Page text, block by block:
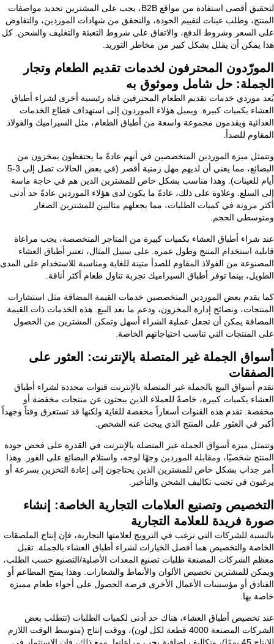
لتحقيق أقصى استفادة من مواقع B2B، يجب على المشترين تحديد مواصفات
المنتج، وطلب عينات لتقييم الجودة، والتحقق من شهادات الموردين، والتفاوض
على السعر وشروط الدفع، والاتفاق على شروط التعبئة والتغليف والشحن. كل
هذا يمكن أن يقلل بشكل كبير من مخاطر التوريد.
المورّدون المحترفون لخدمات تقديم الطعام وتجار
الجملة: حل شامل وموثوق به
يُعد موردي خدمات تقديم الطعام المحترفين قناة رئيسية أخرى لشراء أطباق
العشاء بكميات كبيرة. ويميل هؤلاء الموردون إلى استهداف قطاع الخدمات
الغذائية ويقدمون مجموعة واسعة من أطباق الطعام، مثل السيراميك والفولاذ
المقاوم للصدأ.
وتتمثل ميزة الموردين المتخصصين في أنهم عادةً ما يحتفظون بمخزون من
البضائع، مما يعني أن لديهم مهل زمنية أقصر (في بعض الحالات تصل إلى 3-5
أيام للعينات). وهذا مناسب بشكل خاص للمشترين الذين هم في حاجة ماسة
إلى السلع. وعلاوة على ذلك، عادةً ما يكون لدى هؤلاء الموردين عادةً حد أدنى
أكثر مرونة في كميات الطلبات، مما يجعلهم مثاليين للمشترين الصغار
ومتوسطي الحجم.
عند شراء أطباق العشاء بكميات كبيرة من المتاجر المتخصصة، يجب مراعاة
قابلية استخدام المنتج وطول عمره. على سبيل المثال، تعتبر أطباق العشاء
المصنوعة من الفولاذ المقاوم للصدأ متينة للغاية ومناسبة للاستخدام على المدى
الطويل، بينما توفر أطباق السيراميك تجربة تناول طعام أكثر أناقة.
كما يقدم بعض الموردين المتخصصين خدمات القيمة المضافة مثل استشارات
المنتجات، ونصائح إدارة المخزون، ودعم ما بعد البيع. هذه الخدمات ذات القيمة
المضافة يمكن أن تجعل عملية الشراء أسهل وتمكن المشترين من الحصول
على المنتجات التي تناسب احتياجاتهم الخاصة.
أسواق الجملة غير المتصلة بالإنترنت: العثور على
الصفقات
تقدم أسواق البيع بالجملة غير المتصلة بالإنترنت قنوات محددة لشراء أطباق
العشاء بكميات كبيرة، خاصةً للعملاء الذين يبحثون عن منتجات مخفضة أو
مخفضة. تقدم هذه القنوات أسعاراً مخفضة للغاية ولكنها قد تستغرق وقتاً وجهداً
أكبر في العثور على المنتج الذي يبحث عنه الشخص.
وتتمثل ميزة أسواق الجملة غير المتصلة بالإنترنت في القدرة على فحص جودة
المنتج شخصيًا، ومقابلة الموردين وجهًا لوجه، واستلام البضائع على الفور. وهذا
أمر جذاب بشكل خاص للمشترين الذين يحتاجون إلى إعادة التخزين بسرعة أو
يرغبون في تجنب تكاليف الشحن والتأخير.
التخصيص وتصنيع العلامات التجارية الخاصة: إنشاء
صورة فريدة للعلامة التجارية
بالنسبة للشركات التي ترغب في الترويج لعلامتها التجارية، فإن إنتاج الملصقات
الخاصة والتخصيص هما أفضل الخيارات لشراء أطباق العشاء بالجملة. تقبل
معظم الشركات المصنعة طلبات تصنيع المعدات الأصلية/التصنيع حسب الطلب،
ويمكن للمشترين تخصيص الألوان والأنماط والشعارات. وهذا يمنح المطاعم أو
الفنادق أو مؤسسات الأعمال الأخرى فرصة الحصول على أجواء طعام مميزة
خاصة بها.
عند تخصيص أطباق العشاء، هناك حد أدنى لكميات الطلبات (تتطلب بعض
الشركات المصنعة 4000 قطعة لكل لون)، ووقت إنتاج (متوسط الوقت اللازم
للإنتاج 45 يومًا)، وتكاليف إضافية يجب مراعاتها. ومع ذلك، فإن الاستثمار في